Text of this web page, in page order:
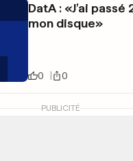
DatA : «J’ai passé
mon disque»
0 0
PUBLICITÉ